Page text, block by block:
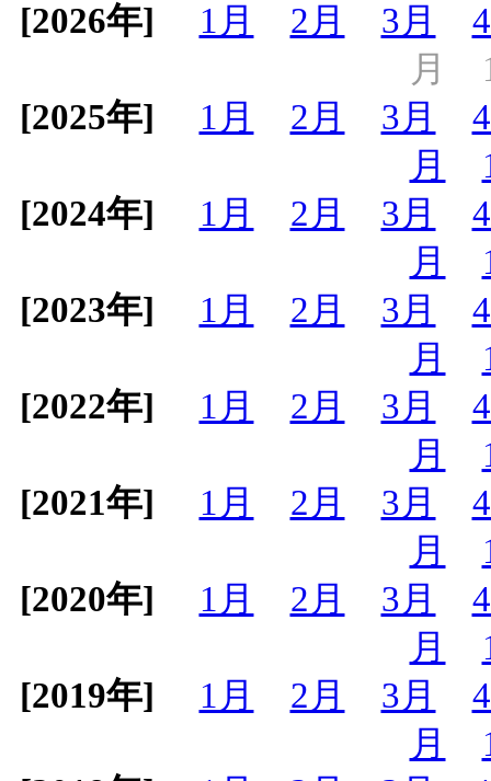
[2026年] 1月 2月 3月
月
[2025年]
1月 2月 3月
月
[2024年]
1月 2月 3月
月
[2023年]
1月 2月 3月
月
[2022年]
1月 2月 3月
月
[2021年]
1月 2月 3月
月
[2020年]
1月 2月 3月
月
[2019年]
1月 2月 3月
月